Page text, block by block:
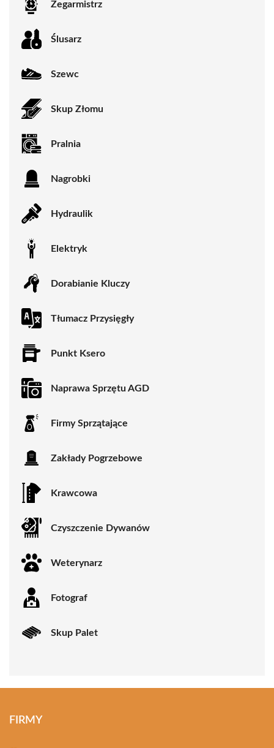
Zegarmistrz
Ślusarz
Szewc
Skup Złomu
Pralnia
Nagrobki
Hydraulik
Elektryk
Dorabianie Kluczy
Tłumacz Przysięgły
Punkt Ksero
Naprawa Sprzętu AGD
Firmy Sprzątające
Zakłady Pogrzebowe
Krawcowa
Czyszczenie Dywanów
Weterynarz
Fotograf
Skup Palet
FIRMY